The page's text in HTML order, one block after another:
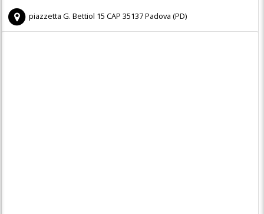
piazzetta G. Bettiol 15 CAP35137Padova (PD)